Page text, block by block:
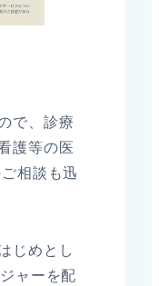
で、診療
護等の医
相談も迅
じめとし
ャーを配